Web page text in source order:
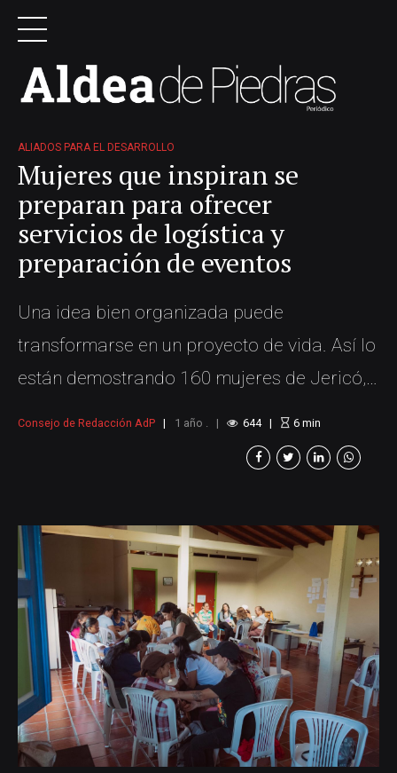
ALIADOS PARA EL DESARROLLO
Mujeres que inspiran se
preparan para ofrecer
servicios de logística y
preparación de eventos
Una idea bien organizada puede
transformarse en un proyecto de vida. Así lo
están demostrando 160 mujeres de Jericó,
Curso de Logística y Eventos, una iniciativa
apoyada por Minera de Cobre Quebradona
parte del programa Mujeres que Inspiran. El
curso, que se desarrolla en 10 sesiones con
una duración total de 40 horas certificadas,
es mucho más que una capacitación
técnica:...
Consejo de Redacción AdP 1 año . 644 6min